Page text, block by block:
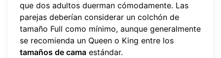
que dos adultos duerman cómodamente. Las
parejas deberían considerar un colchón de
tamaño Full como mínimo, aunque generalmente
se recomienda un Queen o King entre los
tamaños de cama estándar.